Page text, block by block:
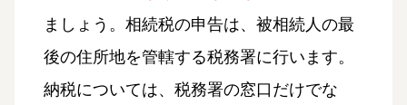
ましょう。相続税の申告は、被相続人の最
後の住所地を管轄する税務署に行います。
納税については、税務署の窓口だけでな